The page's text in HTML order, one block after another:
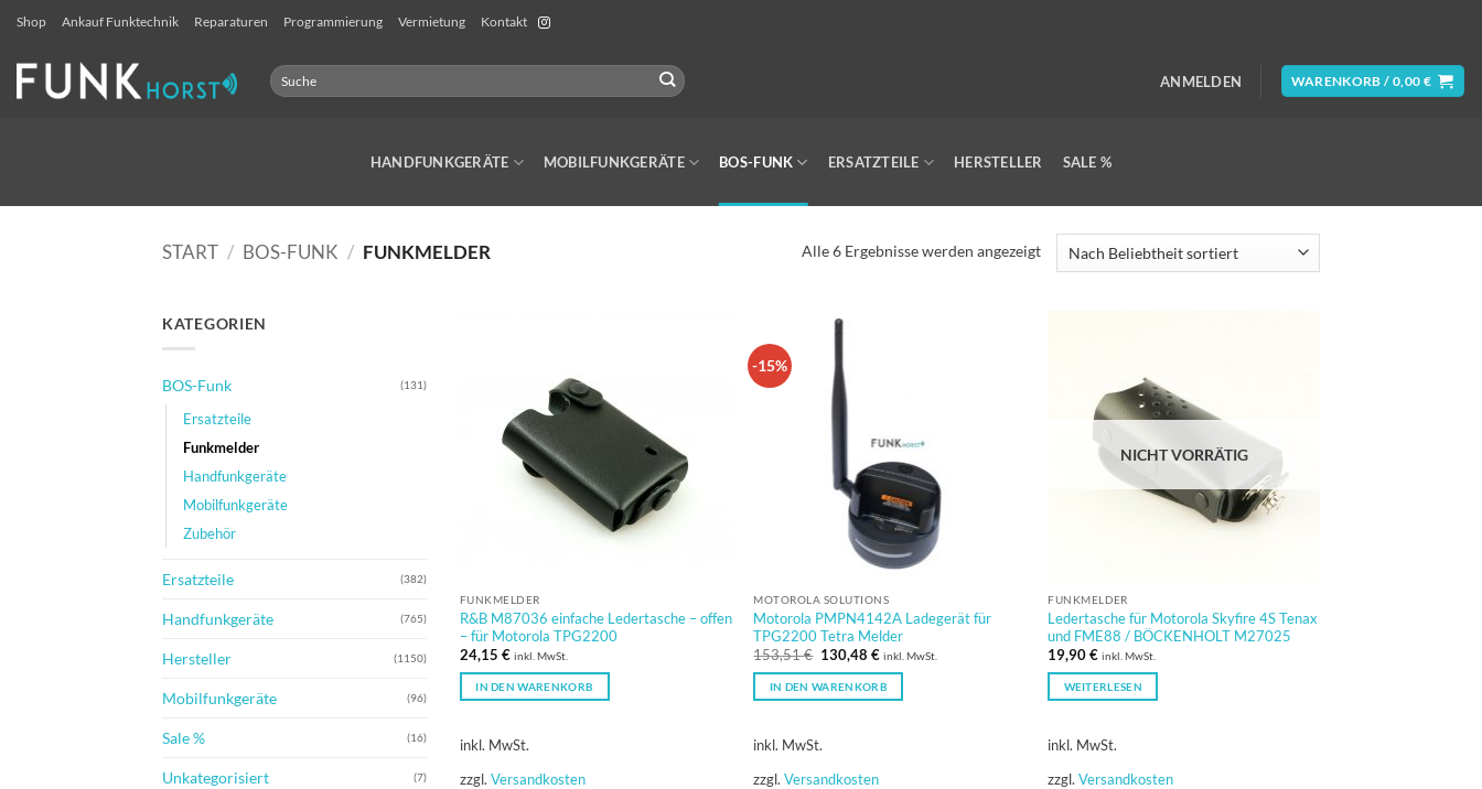
springen
Shop Ankauf Funktechnik Reparaturen Programmierung Vermietung Kontakt
Suchen
nach:
ANMELDEN WARENKORB / 0,00 €
HANDFUNKGERÄTE MOBILFUNKGERÄTE BOS-FUNK ERSATZTEILE HERSTELLER SALE %
START / BOS-FUNK / FUNKMELDER Alle 6 Ergebnisse werden angezeigtNach
Beliebtheit
KATEGORIEN
BOS-Funk (131)
Ersatzteile
Funkmelder
Handfunkgeräte
Mobilfunkgeräte
Zubehör
Ersatzteile (382)
Handfunkgeräte (765)
Hersteller (1150)
Mobilfunkgeräte (96)
Sale % (16)
Unkategorisiert (7)
FUNKMELDER
R&B M87036 einfache Ledertasche – offen
– für Motorola TPG2200
24,15 € inkl. MwSt.
IN DEN WARENKORB
inkl. MwSt.
zzgl. Versandkosten
-15%
MOTOROLA SOLUTIONS
Motorola PMPN4142A Ladegerät für
TPG2200 Tetra Melder
153,51€ Ursprünglicher
Preis
war:
153,51 €
130,48€Aktueller
ist:
130,48 €.
inkl. MwSt.
IN DEN WARENKORB
inkl. MwSt.
zzgl.Versandkosten
NICHT VORRÄTIG
FUNKMELDER
Ledertasche für Motorola Skyfire 4S Tenax
und FME88 / BÖCKENHOLT M27025
19,90€ inkl. MwSt.
WEITERLESEN
inkl. MwSt.
zzgl.Versandkosten